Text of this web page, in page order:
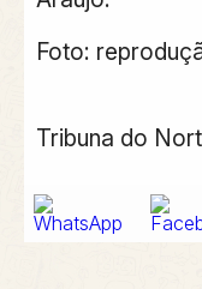
Foto:
Tribuna do